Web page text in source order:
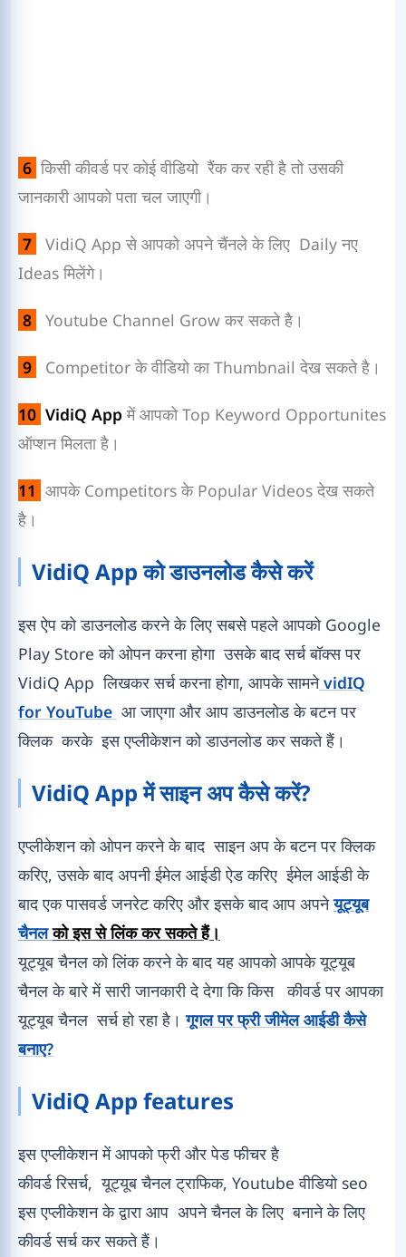
6 किसी कीवर्ड पर कोई वीडियो रैंक कर रही है तो उसकी
जानकारी आपको पता चल जाएगी।
7
VidiQ App से आपको अपने चैंनले के लिए Daily नए
Ideas मिलेंगे।
8 Youtube Channel Grow कर सकते है।
9 Competitor के वीडियो का Thumbnail देख सकते है।
10 VidiQ Appमें आपको Top Keyword Opportunites
ऑप्शन मिलता है।
11 आपके Competitors के Popular Videos देख सकते
है।
VidiQ App को डाउनलोड कैसे करें
इस ऐप को डाउनलोड करने के लिए सबसे पहले आपको Google
Play Store को ओपन करना होगा उसके बाद सर्च बॉक्स पर
VidiQ App लिखकर सर्च करना होगा, आपके सामनेvidIQ
for YouTube आ जाएगा और आप डाउनलोड के बटन पर
क्लिक करके इस एप्लीकेशन को डाउनलोड कर सकते हैं।
VidiQ App में साइन अप कैसे करें?
एप्लीकेशन को ओपन करने के बाद साइन अप के बटन पर क्लिक
करिए, उसके बाद अपनी ईमेल आईडी ऐड करिए ईमेल आईडी के
बाद एक पासवर्ड जनरेट करिए और इसके बाद आप अपनेयूट्यूब
चैनलको इस से लिंक कर सकते हैं।
यूट्यूब चैनल को लिंक करने के बाद यह आपको आपके यूट्यूब
चैनल के बारे में सारी जानकारी दे देगा कि किस कीवर्ड पर आपका
यूट्यूब चैनल सर्च हो रहा है।गूगल पर फ्री जीमेल आईडी कैसे
बनाए?
VidiQ App features
इस एप्लीकेशन में आपको फ्री और पेड फीचर है
कीवर्ड रिसर्च, यूट्यूब चैनल ट्राफिक, Youtube वीडियो seo
इस एप्लीकेशन के द्वारा आप अपने चैनल के लिए बनाने के लिए
कीवर्ड सर्च कर सकते हैं।